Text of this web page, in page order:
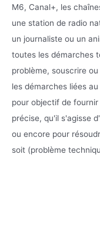
M6, Canal+, les
une station de radio
un journaliste ou un
toutes les démarches
problème, souscrire
les démarches liées
pour objectif de
précise, qu'il s'agisse
ou encore pour
soit (problème